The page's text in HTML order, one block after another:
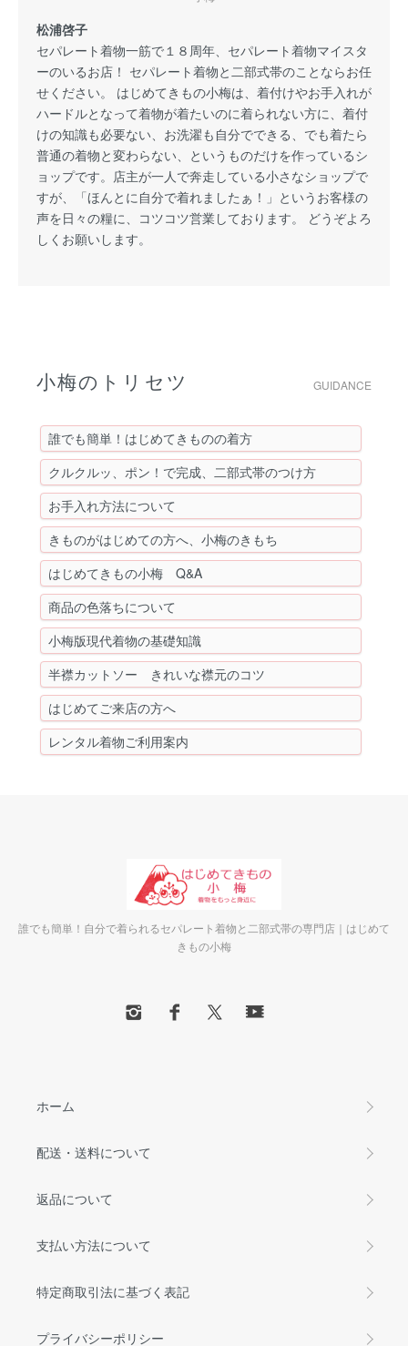
松浦啓子
セパレート着物一筋で１８周年、セパレート着物マイスタ
ーのいるお店！ セパレート着物と二部式帯のことならお任
せください。 はじめてきもの小梅は、着付けやお手入れが
ハードルとなって着物が着たいのに着られない方に、着付
けの知識も必要ない、お洗濯も自分でできる、でも着たら
普通の着物と変わらない、というものだけを作っているシ
ョップです。店主が一人で奔走している小さなショップで
すが、「ほんとに自分で着れましたぁ！」というお客様の
声を日々の糧に、コツコツ営業しております。 どうぞよろ
しくお願いします。
小梅のトリセツ GUIDANCE
誰でも簡単！はじめてきものの着方
クルクルッ、ポン！で完成、二部式帯のつけ方
お手入れ方法について
きものがはじめての方へ、小梅のきもち
はじめてきもの小梅 Q&A
商品の色落ちについて
小梅版現代着物の基礎知識
半襟カットソー きれいな襟元のコツ
はじめてご来店の方へ
レンタル着物ご利用案内
誰でも簡単！自分で着られるセパレート着物と二部式帯の専門店｜はじめて
きもの小梅
ホーム
配送・送料について
返品について
支払い方法について
特定商取引法に基づく表記
プライバシーポリシー